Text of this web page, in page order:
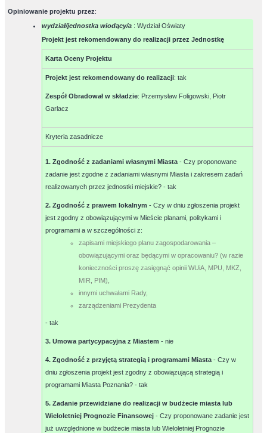
Opiniowanie projektu przez:
wydział/jednostka wiodący/a : Wydział Oświaty
Projekt jest rekomendowany do realizacji przez Jednostkę
Karta Oceny Projektu
Projekt jest rekomendowany do realizacji:tak
Zespół Obradował w składzie: Przemysław Foligowski, Piotr
Garlacz
Kryteria zasadnicze
1. Zgodność z zadaniami własnymi Miasta- Czy proponowane
zadanie jest zgodne z zadaniami własnymi Miasta i zakresem zadań
realizowanych przez jednostki miejskie? -tak
2. Zgodność z prawem lokalnym- Czy w dniu zgłoszenia projekt
jest zgodny z obowiązującymi w Mieście planami, politykami i
programami a w szczególności z:
zapisami miejskiego planu zagospodarowania –
obowiązującymi oraz będącymi w opracowaniu? (w razie
konieczności proszę zasięgnąć opinii WUiA, MPU, MKZ,
MIR, PIM),
innymi uchwałami Rady,
zarządzeniami Prezydenta
-tak
3. Umowa partycypacyjna z Miastem-nie
4. Zgodność z przyjętą strategią i programami Miasta- Czy w
dniu zgłoszenia projekt jest zgodny z obowiązującą strategią i
programami Miasta Poznania? -tak
5. Zadanie przewidziane do realizacji w budżecie miasta lub
Wieloletniej Prognozie Finansowej- Czy proponowane zadanie jest
już uwzględnione w budżecie miasta lub Wieloletniej Prognozie